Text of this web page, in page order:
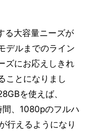
る大容量ニーズが
デルまでのライン
ズにお応えしきれ
ことになりまし
を使えば、
、1080pのフルハ
行えるようになり